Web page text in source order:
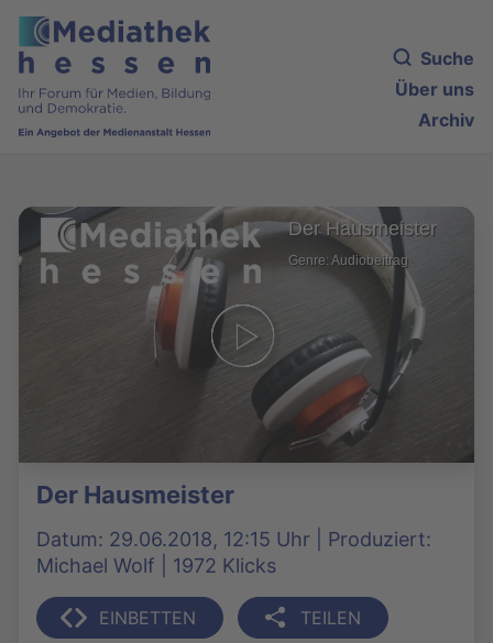
Suche
Über uns
Archiv
Der Hausmeister
Genre: Audiobeitrag
Der Hausmeister
Datum: 29.06.2018, 12:15 Uhr | Produziert:
Michael Wolf | 1972 Klicks
EINBETTEN TEILEN